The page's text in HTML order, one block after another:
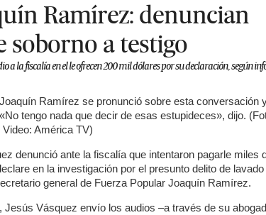
Ramírez: denuncian
soborno a testigo
a la fiscalía en el le ofrecen 200 mil dólares por su declaración, según
Ramírez se pronunció sobre esta conversación
tengo nada que decir de esas estupideces», dijo.
América TV)
denunció ante la fiscalía que intentaron pagarle miles
en la investigación por el presunto delito de lavado
general de Fuerza Popular Joaquín Ramírez.
Jesús Vásquez envío los audios –a través de su